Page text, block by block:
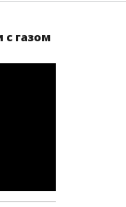
газом